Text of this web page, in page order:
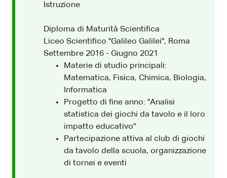
Istruzione
Diploma di Maturità Scientifica
Liceo Scientifico "Galileo Galilei", Roma
Settembre 2016 - Giugno 2021
Materie di studio principali:
Matematica, Fisica, Chimica, Biologia,
Informatica
Progetto di fine anno: "Analisi
statistica dei giochi da tavolo e il loro
impatto educativo"
Partecipazione attiva al club di giochi
da tavolo della scuola, organizzazione
di tornei e eventi